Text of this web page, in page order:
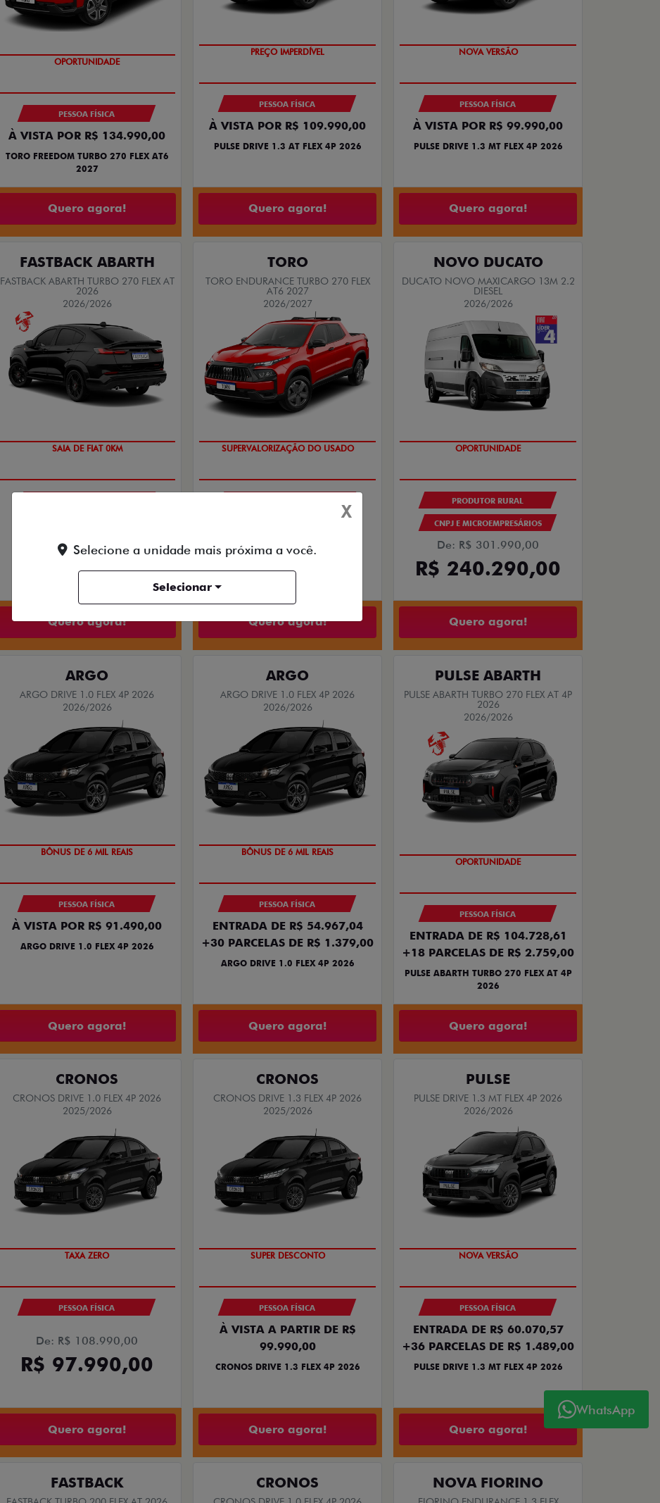
OPORTUNIDADE
PESSOA FÍSICA
À VISTA POR R$ 134.990,00
TORO FREEDOM TURBO 270 FLEX AT6
2027
Quero agora!
PREÇO IMPERDÍVEL
PESSOA FÍSICA
À VISTA POR R$ 109.990,00
PULSE DRIVE 1.3 AT FLEX 4P 2026
Quero agora!
NOVA VERSÃO
PESSOA FÍSICA
À VISTA POR R$ 99.990,00
PULSE DRIVE 1.3 MT FLEX 4P 2026
Quero agora!
FASTBACK ABARTH
FASTBACK ABARTH TURBO 270 FLEX AT
2026
2026/2026
SAIA DE FIAT 0KM
R$ 156.390,00
Quero agora!
TORO
TORO ENDURANCE TURBO 270 FLEX
AT6 2027
2026/2027
SUPERVALORIZAÇÃO DO USADO
R$ 147.490,00
Quero agora!
NOVO DUCATO
DUCATO NOVO MAXICARGO 13M 2.2
DIESEL
2026/2026
OPORTUNIDADE
PRODUTOR RURAL
CNPJ E MICROEMPRESÁRIOS
De: R$ 301.990,00
R$ 240.290,00
Quero agora!
ARGO
ARGO DRIVE 1.0 FLEX 4P 2026
2026/2026
BÔNUS DE 6 MIL REAIS
PESSOA FÍSICA
À VISTA POR R$ 91.490,00
ARGO DRIVE 1.0 FLEX 4P 2026
Quero agora!
ARGO
ARGO DRIVE 1.0 FLEX 4P 2026
2026/2026
BÔNUS DE 6 MIL REAIS
PESSOA FÍSICA
ENTRADA DE R$ 54.967,04
+30 PARCELAS DE R$ 1.379,00
ARGO DRIVE 1.0 FLEX 4P 2026
Quero agora!
PULSE ABARTH
PULSE ABARTH TURBO 270 FLEX AT 4P
2026
2026/2026
OPORTUNIDADE
PESSOA FÍSICA
ENTRADA DE R$ 104.728,61
+18 PARCELAS DE R$ 2.759,00
PULSE ABARTH TURBO 270 FLEX AT 4P
2026
Quero agora!
CRONOS
CRONOS DRIVE 1.0 FLEX 4P 2026
2025/2026
TAXA ZERO
PESSOA FÍSICA
De: R$ 108.990,00
R$ 97.990,00
Quero agora!
CRONOS
CRONOS DRIVE 1.3 FLEX 4P 2026
2025/2026
SUPER DESCONTO
PESSOA FÍSICA
À VISTA A PARTIR DE R$
99.990,00
CRONOS DRIVE 1.3 FLEX 4P 2026
Quero agora!
PULSE
PULSE DRIVE 1.3 MT FLEX 4P 2026
2026/2026
NOVA VERSÃO
PESSOA FÍSICA
ENTRADA DE R$ 60.070,57
+36 PARCELAS DE R$ 1.489,00
PULSE DRIVE 1.3 MT FLEX 4P 2026
Quero agora!
FASTBACK CRONOS NOVA FIORINO
WhatsApp
X
Selecione a unidade mais próxima a você.
Selecionar